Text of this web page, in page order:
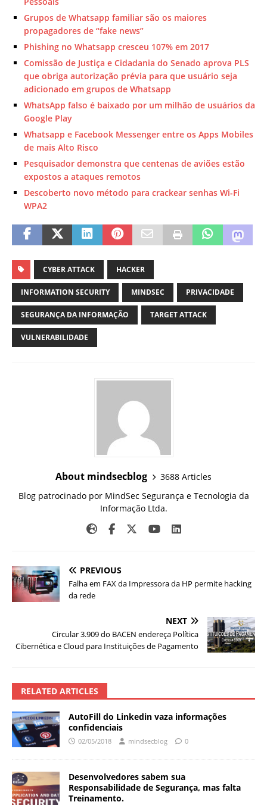
Grupos de Whatsapp familiar são os maiores
propagadores de “fake news”
Phishing no Whatsapp cresceu 107% em 2017
Comissão de Justiça e Cidadania do Senado aprova PLS
que obriga autorização prévia para que usuário seja
adicionado em grupos de Whatsapp
WhatsApp falso é baixado por um milhão de usuários da
Google Play
Whatsapp e Facebook Messenger entre os Apps Mobiles
de mais Alto Risco
Pesquisador demonstra que centenas de aviões estão
expostos a ataques remotos
Descoberto novo método para crackear senhas Wi-Fi
WPA2
CYBER ATTACK HACKER
INFORMATION SECURITY MINDSEC PRIVACIDADE
SEGURANÇA DA INFORMAÇÃO TARGET ATTACK
VULNERABILIDADE
About mindsecblog
3688 Articles
Blog patrocinado por MindSec Segurança e Tecnologia da
Informação Ltda.
PREVIOUS
Falha em FAX da Impressora da HP permite hacking
da rede
NEXT
Circular 3.909 do BACEN endereça Política
Cibernética e Cloud para Instituições de Pagamento
RELATED ARTICLES
AutoFill do Linkedin vaza informações
confidenciais
02/05/2018 mindsecblog 0
Desenvolvedores sabem sua
Responsabilidade de Segurança, mas falta
Treinamento.